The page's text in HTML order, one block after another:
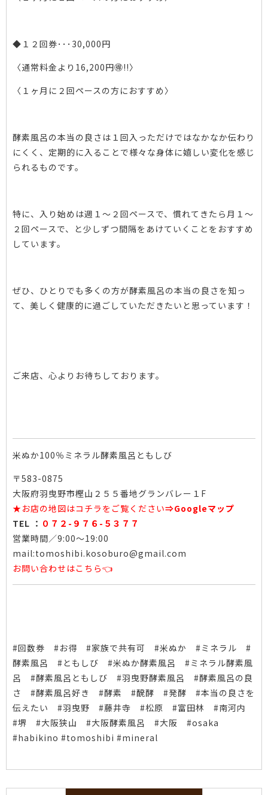
◆１２回券･･･30,000円
〈通常料金より16,200円🉐!!〉
〈１ヶ月に２回ペースの方におすすめ〉
酵素風呂の本当の良さは１回入っただけではなかなか伝わり
にくく、定期的に入ることで様々な身体に嬉しい変化を感じ
られるものです。
特に、入り始めは週１～２回ペースで、慣れてきたら月１～
２回ペースで、と少しずつ間隔をあけていくことをおすすめ
しています。
ぜひ、ひとりでも多くの方が酵素風呂の本当の良さを知っ
て、美しく健康的に過ごしていただきたいと思っています！
ご来店、心よりお待ちしております。
米ぬか100％ミネラル酵素風呂ともしび
〒583-0875
大阪府羽曳野市樫山２５５番地グランバレー１F
★お店の地図はコチラをご覧ください⇒Googleマップ
TEL ： ０７２-９７６-５３７７
営業時間／9:00〜19:00
mail:tomoshibi.kosoburo@gmail.com
お問い合わせ はこちら👈
#回数券 #お得 #家族で共有可 #米ぬか #ミネラル #
酵素風呂 #ともしび #米ぬか酵素風呂 #ミネラル酵素風
呂 #酵素風呂ともしび #羽曳野酵素風呂 #酵素風呂の良
さ #酵素風呂好き #酵素 #醗酵 #発酵 #本当の良さを
伝えたい #羽曳野 #藤井寺 #松原 #富田林 #南河内
#堺 #大阪狭山 #大阪酵素風呂 #大阪 #osaka
#habikino #tomoshibi #mineral